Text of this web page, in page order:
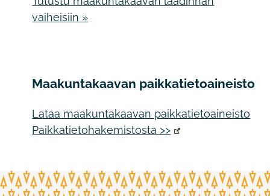
vaiheisiin »
Maakuntakaavan paikkatietoaineisto
Lataa maakuntakaavan paikkatietoaineisto
Paikkatietohakemistosta >>